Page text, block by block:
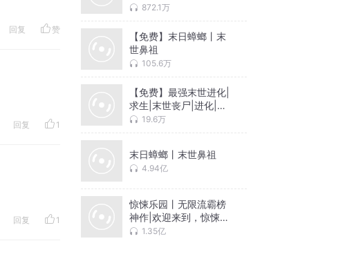
回复 赞
回复 1
回复 1
872.1万
【免费】末日蟑螂丨末
世鼻祖
105.6万
【免费】最强末世进化|
求生|末世丧尸|进化|多
人有声剧
19.6万
末日蟑螂丨末世鼻祖
4.94亿
惊悚乐园丨无限流霸榜
神作|欢迎来到，惊悚乐
园|多人有声剧
1.35亿